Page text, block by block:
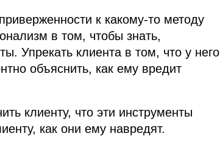
к какому‑то методу
в том, чтобы знать,
Упрекать клиента в том, что у него
объяснить, как ему вредит
клиенту, что эти инструменты
как они ему навредят.